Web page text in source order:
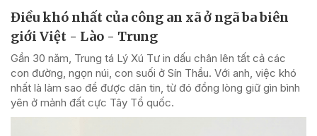
Điều khó nhất của công an xã ở ngã ba biên
giới Việt - Lào - Trung
Gần 30 năm, Trung tá Lý Xú Tư in dấu chân lên tất cả các
con đường, ngọn núi, con suối ở Sín Thầu. Với anh, việc khó
nhất là làm sao để được dân tin, từ đó đồng lòng giữ gìn bình
yên ở mảnh đất cực Tây Tổ quốc.